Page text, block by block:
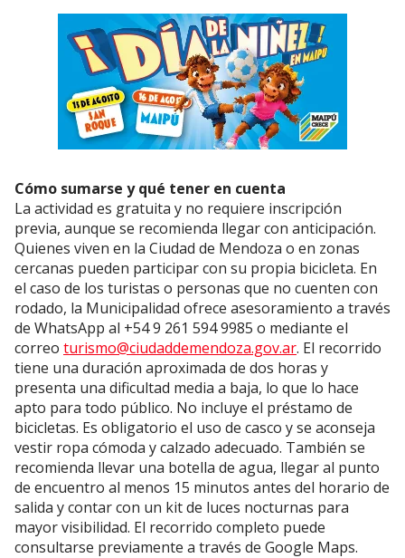
Cómo sumarse y qué tener en cuenta
La actividad es gratuita y no requiere inscripción
previa, aunque se recomienda llegar con anticipación.
Quienes viven en la Ciudad de Mendoza o en zonas
cercanas pueden participar con su propia bicicleta. En
el caso de los turistas o personas que no cuenten con
rodado, la Municipalidad ofrece asesoramiento a través
de WhatsApp al +54 9 261 594 9985 o mediante el
correo turismo@ciudaddemendoza.gov.ar. El recorrido
tiene una duración aproximada de dos horas y
presenta una dificultad media a baja, lo que lo hace
apto para todo público. No incluye el préstamo de
bicicletas. Es obligatorio el uso de casco y se aconseja
vestir ropa cómoda y calzado adecuado. También se
recomienda llevar una botella de agua, llegar al punto
de encuentro al menos 15 minutos antes del horario de
salida y contar con un kit de luces nocturnas para
mayor visibilidad. El recorrido completo puede
consultarse previamente a través de Google Maps.